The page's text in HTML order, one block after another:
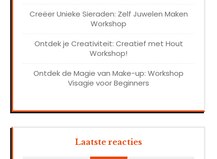
Creëer Unieke Sieraden: Zelf Juwelen Maken
Workshop
Ontdek je Creativiteit: Creatief met Hout
Workshop!
Ontdek de Magie van Make-up: Workshop
Visagie voor Beginners
Laatste reacties